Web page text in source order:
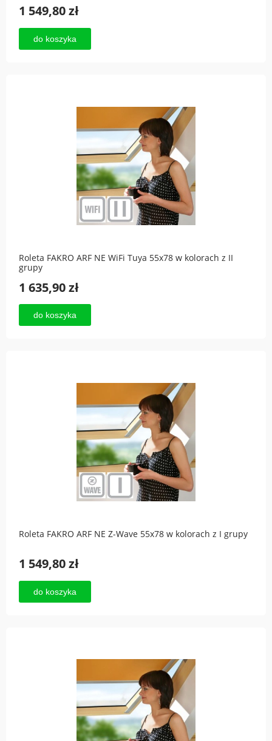
1 549,80 zł
do koszyka
Roleta FAKRO ARF NE WiFi Tuya 55x78 w kolorach z II
grupy
1 635,90 zł
do koszyka
Roleta FAKRO ARF NE Z-Wave 55x78 w kolorach z I grupy
1 549,80 zł
do koszyka